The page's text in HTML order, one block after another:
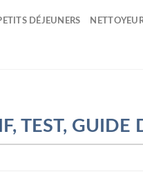
DÉJEUNERS
TEST, GUIDE